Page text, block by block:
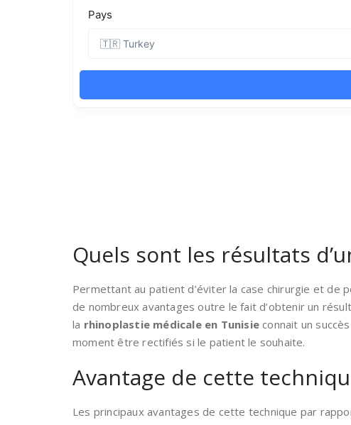
Quels sont les résultats
Permettant au patient d’éviter la case chirurgie et de
de nombreux avantages outre le fait d’obtenir un
la rhinoplastie médicale en Tunisieconnait un
moment être rectifiés si le patient le souhaite.
Avantage de cette
Les principaux avantages de cette technique par